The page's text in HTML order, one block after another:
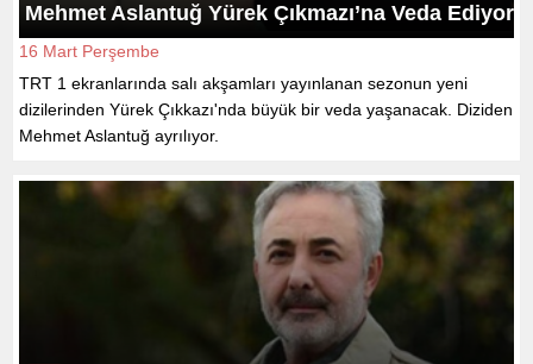
Mehmet Aslantuğ Yürek Çıkmazı’na Veda Ediyor
16 Mart Perşembe
TRT 1 ekranlarında salı akşamları yayınlanan sezonun yeni
dizilerinden Yürek Çıkkazı'nda büyük bir veda yaşanacak. Diziden
Mehmet Aslantuğ ayrılıyor.